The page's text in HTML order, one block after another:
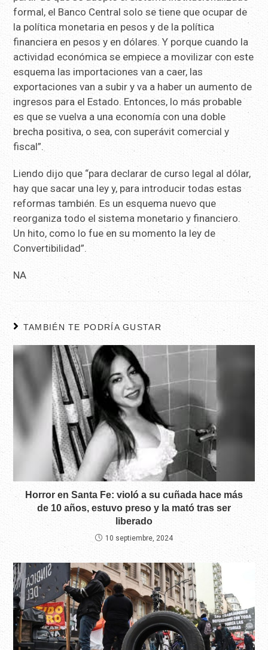
formal, el Banco Central solo se tiene que ocupar de
la política monetaria en pesos y de la política
financiera en pesos y en dólares. Y porque cuando la
actividad económica se empiece a movilizar con este
esquema las importaciones van a caer, las
exportaciones van a subir y va a haber un aumento de
ingresos para el Estado. Entonces, lo más probable
es que se vuelva a una economía con una doble
brecha positiva, o sea, con superávit comercial y
fiscal”.
Liendo dijo que “para declarar de curso legal al dólar,
hay que sacar una ley y, para introducir todas estas
reformas también. Es un esquema nuevo que
reorganiza todo el sistema monetario y financiero.
Un hito, como lo fue en su momento la ley de
Convertibilidad”.
NA
TAMBIÉN TE PODRÍA GUSTAR
Horror en Santa Fe: violó a su cuñada hace más
de 10 años, estuvo preso y la mató tras ser
liberado
10 septiembre, 2024